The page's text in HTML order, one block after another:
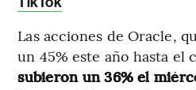
Las acciones de Oracle,
un 45% este año hasta el
subieron un 36% el